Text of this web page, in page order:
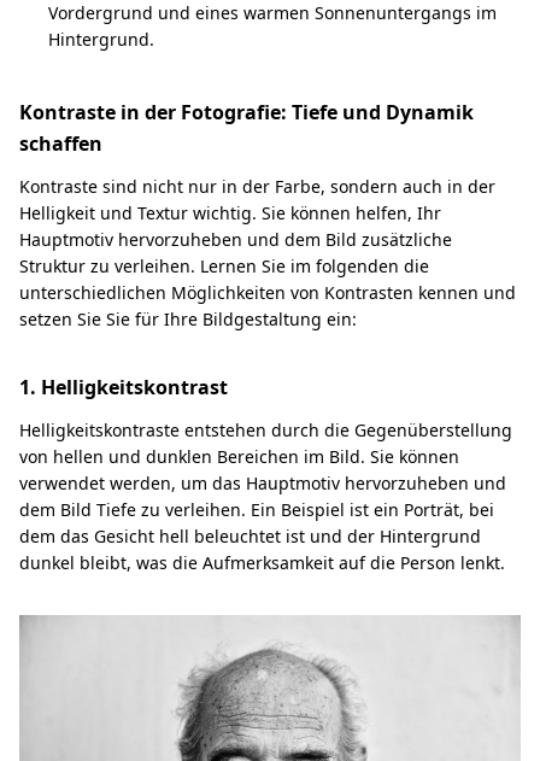
Vordergrund und eines warmen Sonnenuntergangs im
Hintergrund.
Kontraste in der Fotografie: Tiefe und Dynamik
schaffen
Kontraste sind nicht nur in der Farbe, sondern auch in der
Helligkeit und Textur wichtig. Sie können helfen, Ihr
Hauptmotiv hervorzuheben und dem Bild zusätzliche
Struktur zu verleihen. Lernen Sie im folgenden die
unterschiedlichen Möglichkeiten von Kontrasten kennen und
setzen Sie Sie für Ihre Bildgestaltung ein:
1. Helligkeitskontrast
Helligkeitskontraste entstehen durch die Gegenüberstellung
von hellen und dunklen Bereichen im Bild. Sie können
verwendet werden, um das Hauptmotiv hervorzuheben und
dem Bild Tiefe zu verleihen. Ein Beispiel ist ein Porträt, bei
dem das Gesicht hell beleuchtet ist und der Hintergrund
dunkel bleibt, was die Aufmerksamkeit auf die Person lenkt.